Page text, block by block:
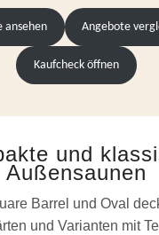
ansehen Angebote
Kaufcheck öffnen
und
Außensaunen
Barrel und Oval
und Varianten mit